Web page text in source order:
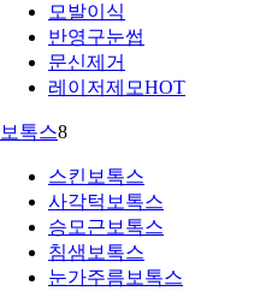
모발이식
반영구눈썹
문신제거
레이저제모HOT
보톡스8
스킨보톡스
사각턱보톡스
승모근보톡스
침샘보톡스
눈가주름보톡스